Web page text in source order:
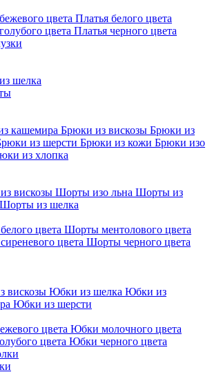
цвета Платья белого цвета
цвета Платья черного цвета
шелка
кашемира Брюки из вискозы Брюки из
из шерсти Брюки из кожи Брюки изо
из хлопка
вискозы Шорты изо льна Шорты из
Шорты из шелка
цвета Шорты ментолового цвета
цвета Шорты черного цвета
вискозы Юбки из шелка Юбки из
Юбки из шерсти
цвета Юбки молочного цвета
цвета Юбки черного цвета